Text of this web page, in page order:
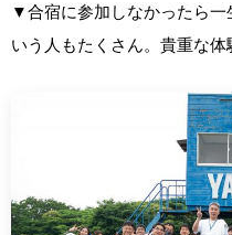
▼合宿に参加しなかったら一
いう人もたくさん。貴重な体